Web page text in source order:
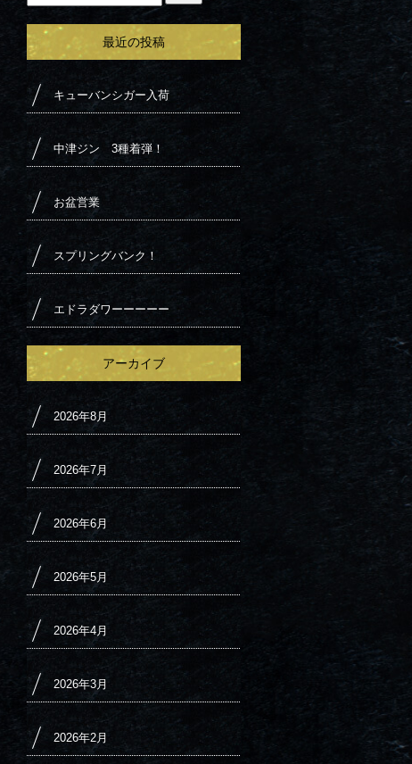
最近の投稿
キューバンシガー入荷
中津ジン 3種着弾！
お盆営業
スプリングバンク！
エドラダワーーーーー
アーカイブ
2026年8月
2026年7月
2026年6月
2026年5月
2026年4月
2026年3月
2026年2月